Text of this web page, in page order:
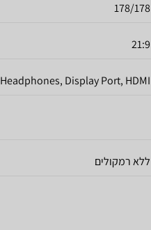
178/178
21:9
Headphones, Display Port, HDMI
ללא רמקולים